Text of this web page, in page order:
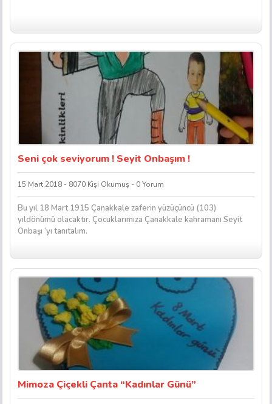
Seni çok seviyorum ! Seyit Onbaşım !
15 Mart 2018 - 8070 Kişi Okumuş - 0 Yorum
Bu yıl 18 Mart 1915 Çanakkale zaferin yüzüçüncü (103)
yıldönümü olacaktır. Çocuklarımıza Çanakkale kahramanı Seyit
Onbaşı ‘yı tanıtalım.
Mimoza Çiçekli Çanta “Kadınlar Günü”